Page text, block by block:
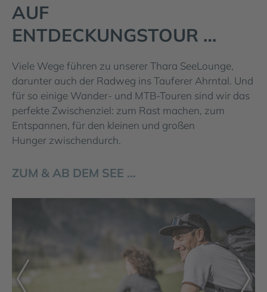
AUF
ENTDECKUNGSTOUR …
Viele Wege führen zu unserer Thara SeeLounge,
darunter auch der Radweg ins Tauferer Ahrntal. Und
für so einige Wander- und MTB-Touren sind wir das
perfekte Zwischenziel: zum Rast machen, zum
Entspannen, für den kleinen und großen
Hunger zwischendurch.
ZUM & AB DEM SEE …